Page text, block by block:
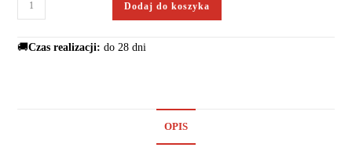
Dodaj do koszyka
🚚Czas realizacji:do 28 dni
OPIS